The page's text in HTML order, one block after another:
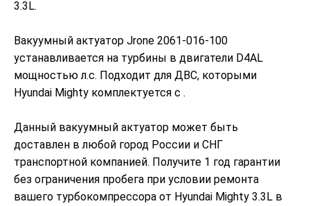
3.3L.
Вакуумный актуатор Jrone 2061-016-100
устанавливается на турбины в двигатели D4AL
мощностью л.с. Подходит для ДВС, которыми
Hyundai Mighty комплектуется с .
Данный вакуумный актуатор может быть
доставлен в любой город России и СНГ
транспортной компанией. Получите 1 год гарантии
без ограничения пробега при условии ремонта
вашего турбокомпрессора от Hyundai Mighty 3.3L в